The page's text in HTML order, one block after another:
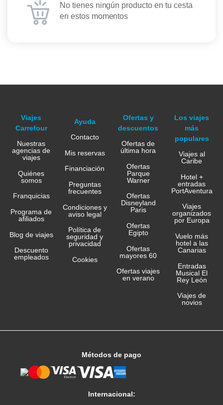
No tienes ningún producto en tu cesta
en estos momentos
Viajes
Carrefour
Nuestras
agencias de
viajes
Quiénes
somos
Franquicias
Programa de
afiliados
Blog de viajes
Descuento
empleados
Ayuda
Contacto
Mis reservas
Financiación
Preguntas
frecuentes
Condiciones y
aviso legal
Política de
seguridad y
privacidad
Cookies
Ofertas y
descuentos
Ofertas de
última hora
Ofertas
Parque
Warner
Ofertas
Disneyland
Paris
Ofertas
Egipto
Ofertas
mayores 60
Ofertas viajes
en verano
Los viajes
más
populares
Viajes al
Caribe
Hotel +
entradas
PortAventura
Viajes
organizados
por Europa
Vuelo más
hotel a las
Canarias
Entradas
Musical El
Rey León
Viajes de
novios
Métodos de pago
Internacional: